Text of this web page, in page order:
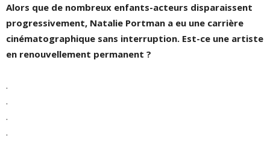
Alors que de nombreux enfants-acteurs disparaissent
progressivement, Natalie Portman a eu une carrière
cinématographique sans interruption. Est-ce une artiste
en renouvellement permanent ?
.
.
.
.